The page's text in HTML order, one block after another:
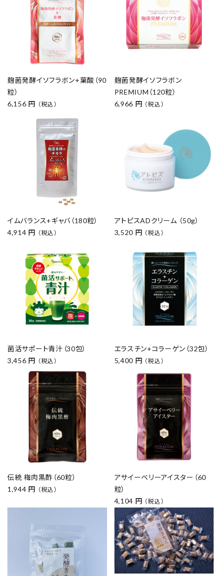
麹菌発酵イソフラボン+葉酸（90
粒）
6,156 円 （税込）
麹菌発酵イソフラボン
PREMIUM（120粒）
6,966 円 （税込）
イムバランス+ギャバ（180粒）
4,914 円 （税込）
アトピスADクリーム （50g）
3,520 円 （税込）
菌活サポート青汁（30包）
3,456 円 （税込）
エラスチン+コラーゲン（32包）
5,400 円 （税込）
伝統 梅肉黒酢（60粒）
1,944 円 （税込）
アサイーベリーアイスター（60
粒）
4,104 円 （税込）